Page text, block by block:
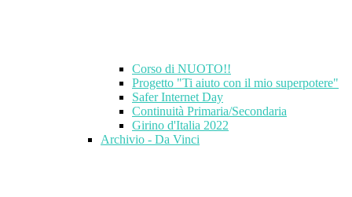
Corso di NUOTO!!
Progetto "Ti aiuto con il mio superpotere"
Safer Internet Day
Continuità Primaria/Secondaria
Girino d'Italia 2022
Archivio - Da Vinci